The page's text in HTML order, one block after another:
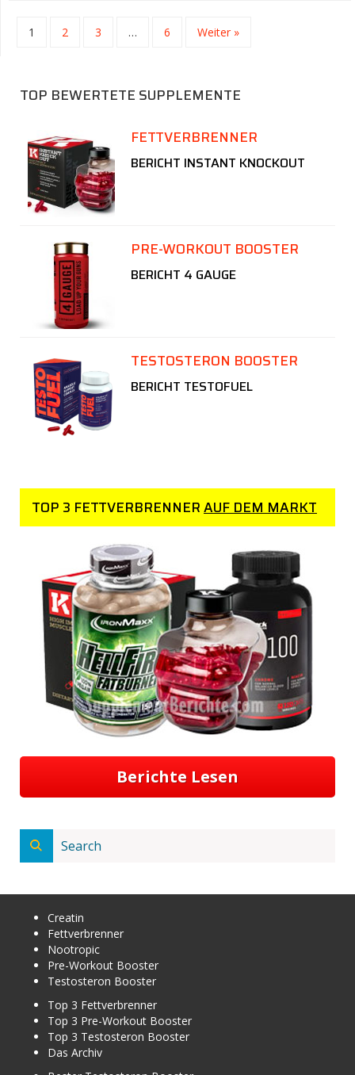
1 2 3 … 6 Weiter »
TOP BEWERTETE SUPPLEMENTE
FETTVERBRENNER
BERICHT INSTANT KNOCKOUT
PRE-WORKOUT BOOSTER
BERICHT 4 GAUGE
TESTOSTERON BOOSTER
BERICHT TESTOFUEL
TOP 3 FETTVERBRENNERAUF DEM MARKT
Berichte Lesen
Creatin
Fettverbrenner
Nootropic
Pre-Workout Booster
Testosteron Booster
Top 3 Fettverbrenner
Top 3 Pre-Workout Booster
Top 3 Testosteron Booster
Das Archiv